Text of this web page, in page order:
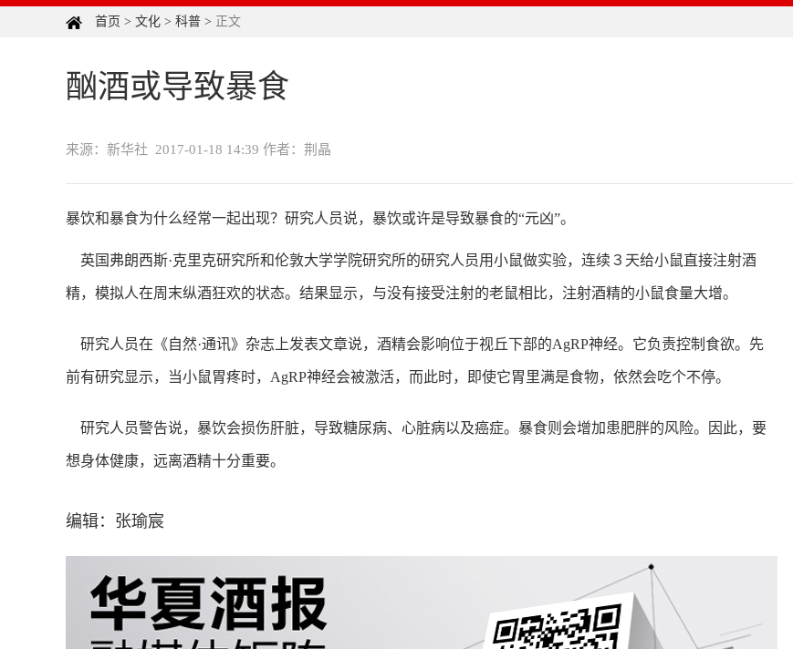
首页 > 文化 > 科普 > 正文
酗酒或导致暴食
来源：新华社 2017-01-18 14:39 作者：荆晶
暴饮和暴食为什么经常一起出现？研究人员说，暴饮或许是导致暴食的“元凶”。
英国弗朗西斯·克里克研究所和伦敦大学学院研究所的研究人员用小鼠做实验，连续３天给小鼠直接注射酒
精，模拟人在周末纵酒狂欢的状态。结果显示，与没有接受注射的老鼠相比，注射酒精的小鼠食量大增。
研究人员在《自然·通讯》杂志上发表文章说，酒精会影响位于视丘下部的AgRP神经。它负责控制食欲。先
前有研究显示，当小鼠胃疼时，AgRP神经会被激活，而此时，即使它胃里满是食物，依然会吃个不停。
研究人员警告说，暴饮会损伤肝脏，导致糖尿病、心脏病以及癌症。暴食则会增加患肥胖的风险。因此，要
想身体健康，远离酒精十分重要。
编辑：张瑜宸